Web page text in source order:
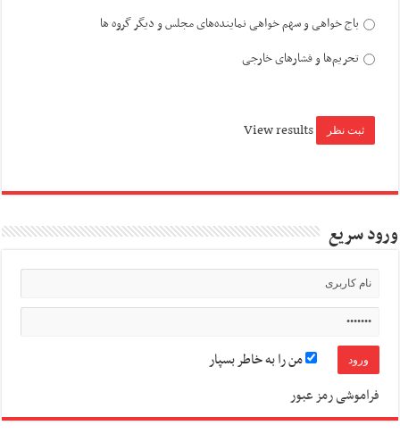
باج خواهی و سهم خواهی نماینده‌های مجلس و دیگر گروه ها
تحریم‌ها و فشارهای خارجی
View results
ورود سریع
من را به خاطر بسپار
فراموشی رمز عبور